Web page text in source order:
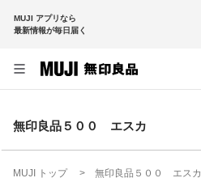
MUJI アプリなら
最新情報が毎日届く
無印良品５００ エスカ
MUJI トップ 無印良品５００ エスカ